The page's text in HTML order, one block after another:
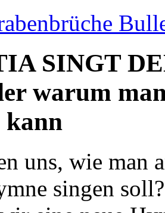
SINGT
warum
kann
uns, wie man
singen